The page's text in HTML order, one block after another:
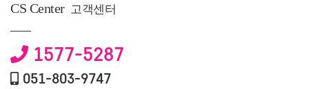
CS Center 고객센터
1577-5287
051-803-9747